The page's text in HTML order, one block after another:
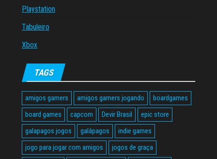
Playstation
Tabuleiro
Xbox
TAGS
amigos gamers amigos gamers jogando
boardgames
board games
capcom Devir Brasil
epic store
galapagos jogos
galápagos
indie games
jogo para jogar com amigos
jogos de graça